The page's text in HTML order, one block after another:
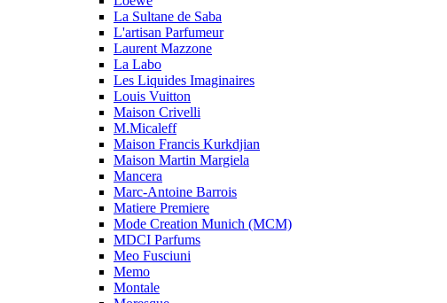
La Sultane de Saba
L'artisan Parfumeur
Laurent Mazzone
La Labo
Les Liquides Imaginaires
Louis Vuitton
Maison Crivelli
M.Micaleff
Maison Francis Kurkdjian
Maison Martin Margiela
Mancera
Marc-Antoine Barrois
Matiere Premiere
Mode Creation Munich (MCM)
MDCI Parfums
Meo Fusciuni
Memo
Montale